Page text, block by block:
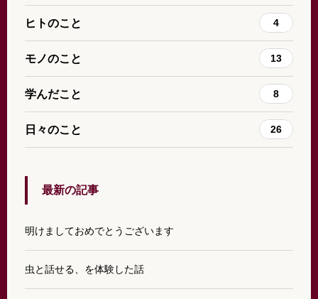
ヒトのこと 4
モノのこと 13
学んだこと 8
日々のこと 26
最新の記事
明けましておめでとうございます
虫と話せる、を体験した話